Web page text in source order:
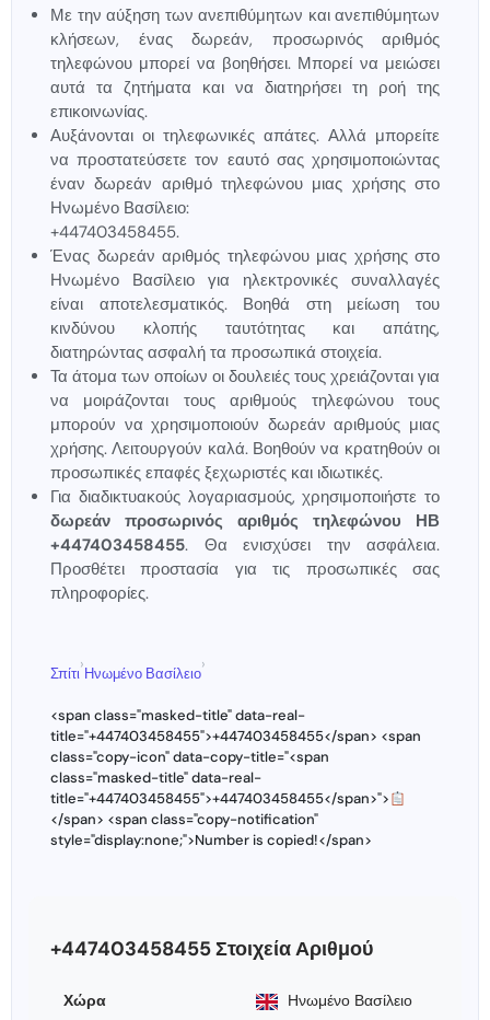
Με την αύξηση των ανεπιθύμητων και ανεπιθύμητων
κλήσεων, ένας δωρεάν, προσωρινός αριθμός
τηλεφώνου μπορεί να βοηθήσει. Μπορεί να μειώσει
αυτά τα ζητήματα και να διατηρήσει τη ροή της
επικοινωνίας.
Αυξάνονται οι τηλεφωνικές απάτες. Αλλά μπορείτε
να προστατεύσετε τον εαυτό σας χρησιμοποιώντας
έναν δωρεάν αριθμό τηλεφώνου μιας χρήσης στο
Ηνωμένο Βασίλειο:
+447403458455.
Ένας δωρεάν αριθμός τηλεφώνου μιας χρήσης στο
Ηνωμένο Βασίλειο για ηλεκτρονικές συναλλαγές
είναι αποτελεσματικός. Βοηθά στη μείωση του
κινδύνου κλοπής ταυτότητας και απάτης,
διατηρώντας ασφαλή τα προσωπικά στοιχεία.
Τα άτομα των οποίων οι δουλειές τους χρειάζονται για
να μοιράζονται τους αριθμούς τηλεφώνου τους
μπορούν να χρησιμοποιούν δωρεάν αριθμούς μιας
χρήσης. Λειτουργούν καλά. Βοηθούν να κρατηθούν οι
προσωπικές επαφές ξεχωριστές και ιδιωτικές.
Για διαδικτυακούς λογαριασμούς, χρησιμοποιήστε το
δωρεάν προσωρινός αριθμός τηλεφώνου ΗΒ
+447403458455. Θα ενισχύσει την ασφάλεια.
Προσθέτει προστασία για τις προσωπικές σας
πληροφορίες.
Σπίτι
›
Ηνωμένο Βασίλειο
›
<span class="masked-title" data-real-
title="+447403458455">+447403458455</span> <span
class="copy-icon" data-copy-title="<span
class="masked-title" data-real-
title="+447403458455">+447403458455</span>">
</span> <span class="copy-notification"
style="display:none;">Number is copied!</span>
+447403458455 Στοιχεία Αριθμού
Χώρα Ηνωμένο Βασίλειο